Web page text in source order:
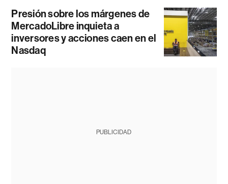
Presión sobre los márgenes de
MercadoLibre inquieta a
inversores y acciones caen en el
Nasdaq
PUBLICIDAD